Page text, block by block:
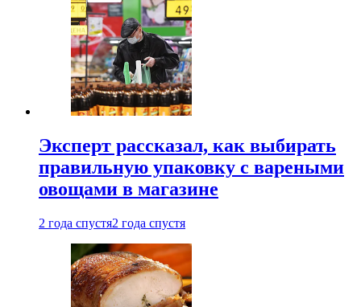
Эксперт рассказал, как выбирать
правильную упаковку с вареными
овощами в магазине
2 года спустя2 года спустя